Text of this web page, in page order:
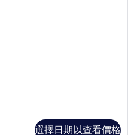
選擇日期以查看價格